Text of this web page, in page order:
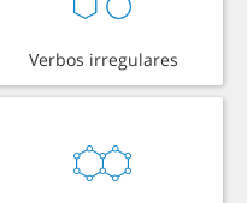
Verbos irregulares